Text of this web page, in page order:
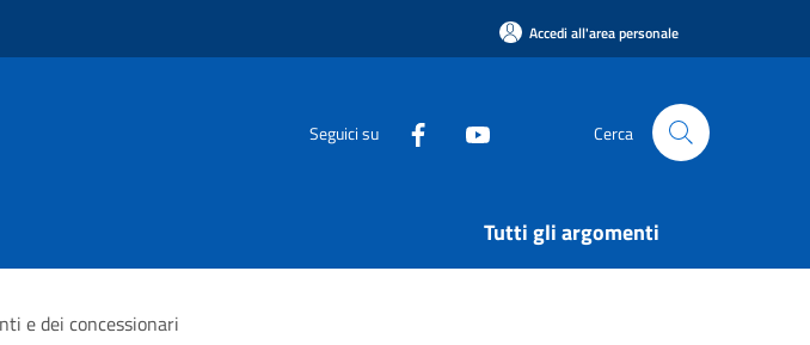
Accedi all'area personale
Seguici su Cerca
Tutti gli argomenti
e dei concessionari